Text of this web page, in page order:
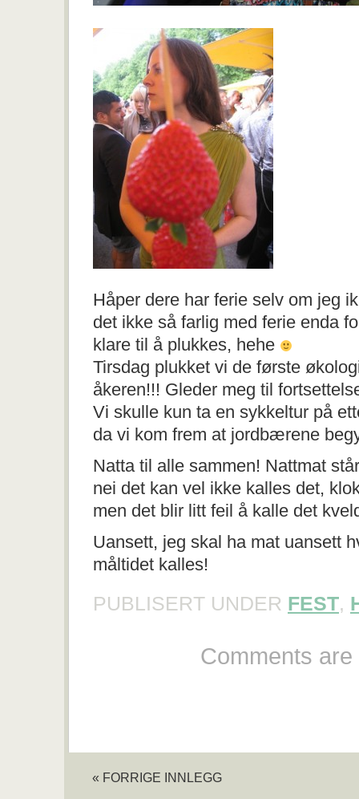
Håper dere har ferie selv om jeg
det ikke så farlig med ferie enda
klare til å plukkes, hehe
Tirsdag plukket vi de første
åkeren!!! Gleder meg til
Vi skulle kun ta en sykkeltur på
da vi kom frem at jordbærene
Natta til alle sammen! Nattmat
nei det kan vel ikke kalles det,
men det blir litt feil å kalle det
Uansett, jeg skal ha mat uansett
måltidet kalles!
PUBLISERT UNDER FEST,
Comments
« FORRIGE INNLEGG